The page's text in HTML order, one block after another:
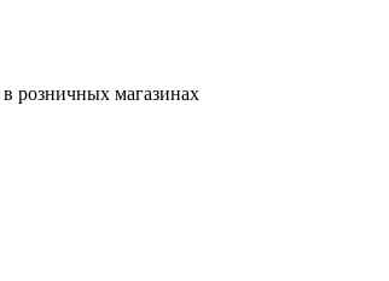
в розничных магазинах